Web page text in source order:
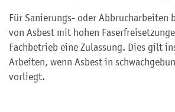
Für Sanierungs- oder Abbrucharbeiten
von Asbest mit hohen
Fachbetrieb eine Zulassung. Dies gilt
Arbeiten, wenn Asbest in
vorliegt.